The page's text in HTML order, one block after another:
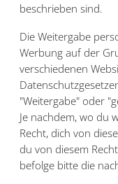
beschrieben sind.
Die Weitergabe
Werbung auf der
verschiedenen
"Weitergabe" oder
Je nachdem, wo du
Recht, dich von
du von diesem
befolge bitte die